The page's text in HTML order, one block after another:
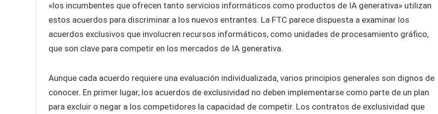
«los incumbentes que ofrecen tanto servicios informáticos como productos de IA generativa» utilizan
estos acuerdos para discriminar a los nuevos entrantes. La FTC parece dispuesta a examinar los
acuerdos exclusivos que involucren recursos informáticos, como unidades de procesamiento gráfico,
que son clave para competir en los mercados de IA generativa.
Aunque cada acuerdo requiere una evaluación individualizada, varios principios generales son dignos de
conocer. En primer lugar, los acuerdos de exclusividad no deben implementarse como parte de un plan
para excluir o negar a los competidores la capacidad de competir. Los contratos de exclusividad que